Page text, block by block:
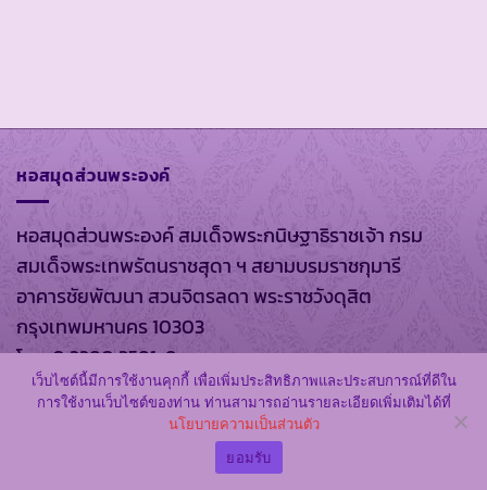
หอสมุดส่วนพระองค์
หอสมุดส่วนพระองค์ สมเด็จพระกนิษฐาธิราชเจ้า กรม
สมเด็จพระเทพรัตนราชสุดา ฯ สยามบรมราชกุมารี
อาคารชัยพัฒนา สวนจิตรลดา พระราชวังดุสิต
กรุงเทพมหานคร 10303
โทร. 0 2280 3581-9
เว็บไซต์นี้มีการใช้งานคุกกี้ เพื่อเพิ่มประสิทธิภาพและประสบการณ์ที่ดีใน
การใช้งานเว็บไซต์ของท่าน ท่านสามารถอ่านรายละเอียดเพิ่มเติมได้ที่
นโยบายความเป็นส่วนตัว
ยอมรับ